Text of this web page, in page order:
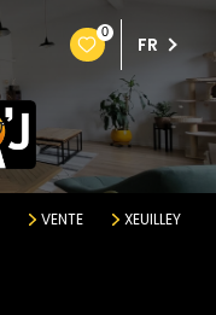
0
FR
VENTE
XEUILLEY